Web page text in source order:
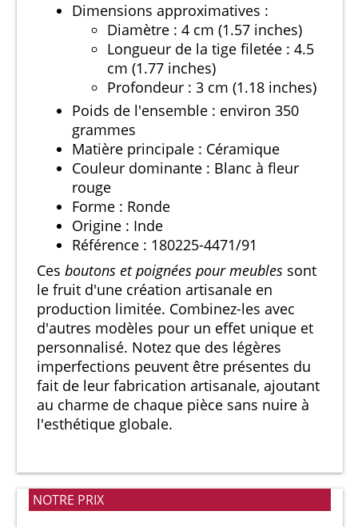
Dimensions approximatives :
Diamètre : 4 cm (1.57 inches)
Longueur de la tige filetée : 4.5
cm (1.77 inches)
Profondeur : 3 cm (1.18 inches)
Poids de l'ensemble : environ 350
grammes
Matière principale : Céramique
Couleur dominante : Blanc à fleur
rouge
Forme : Ronde
Origine : Inde
Référence : 180225-4471/91
Ces boutons et poignées pour meubles sont
le fruit d'une création artisanale en
production limitée. Combinez-les avec
d'autres modèles pour un effet unique et
personnalisé. Notez que des légères
imperfections peuvent être présentes du
fait de leur fabrication artisanale, ajoutant
au charme de chaque pièce sans nuire à
l'esthétique globale.
NOTRE PRIX